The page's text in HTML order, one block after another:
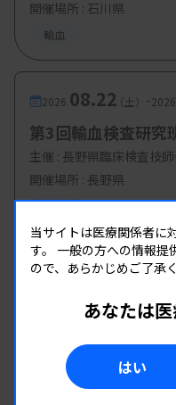
開催場所 : 石川県
輸血
2026. 08.22（土） -2026.
第3回輸血検査研究
主催 : 長野県臨床検査技
開催場所 : 長野県
輸血
当サイトは医療関係者に
す。 一般の方への情報提
ので、あらかじめご了承
あなたは
はい